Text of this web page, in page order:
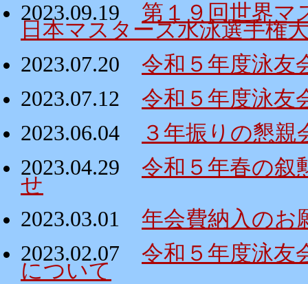
2023.09.19
第１９回世界
日本マスターズ水泳選手権
2023.07.20
令和５年度泳友
2023.07.12
令和５年度泳友
2023.06.04
３年振りの懇親
2023.04.29
令和５年春の叙
せ
2023.03.01
年会費納入のお
2023.02.07
令和５年度泳友
について